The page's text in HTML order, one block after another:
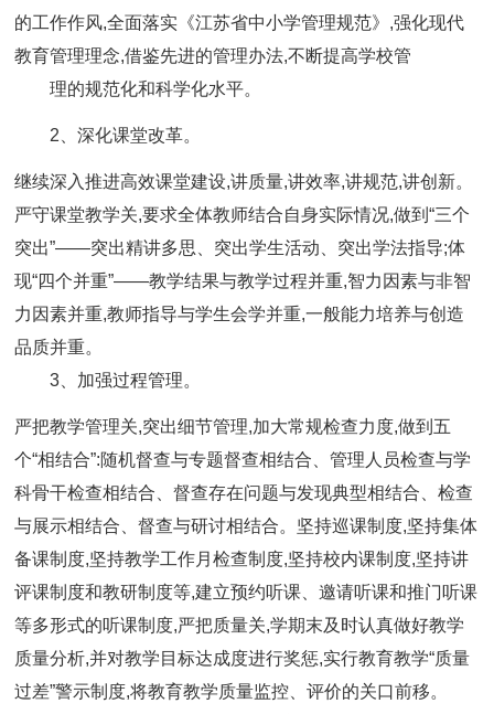
的工作作风,全面落实《江苏省中小学管理规范》,强化现代
教育管理理念,借鉴先进的管理办法,不断提高学校管
理的规范化和科学化水平。
2、深化课堂改革。
继续深入推进高效课堂建设,讲质量,讲效率,讲规范,讲创新。
严守课堂教学关,要求全体教师结合自身实际情况,做到“三个
突出”——突出精讲多思、突出学生活动、突出学法指导;体
现“四个并重”——教学结果与教学过程并重,智力因素与非智
力因素并重,教师指导与学生会学并重,一般能力培养与创造
品质并重。
3、加强过程管理。
严把教学管理关,突出细节管理,加大常规检查力度,做到五
个“相结合”:随机督查与专题督查相结合、管理人员检查与学
科骨干检查相结合、督查存在问题与发现典型相结合、检查
与展示相结合、督查与研讨相结合。坚持巡课制度,坚持集体
备课制度,坚持教学工作月检查制度,坚持校内课制度,坚持讲
评课制度和教研制度等,建立预约听课、邀请听课和推门听课
等多形式的听课制度,严把质量关,学期末及时认真做好教学
质量分析,并对教学目标达成度进行奖惩,实行教育教学“质量
过差”警示制度,将教育教学质量监控、评价的关口前移。